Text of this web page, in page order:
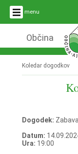
menu
Občina
Koledar dogodkov
Dogodek:
Datum:
Ura: 19:00